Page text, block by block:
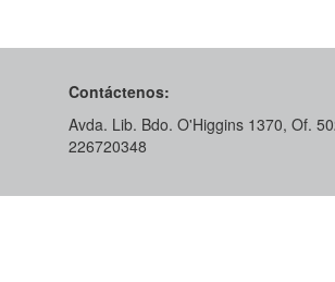
Contáctenos:
Avda. Lib. Bdo. O'Higgins 1370, Of.
226720348